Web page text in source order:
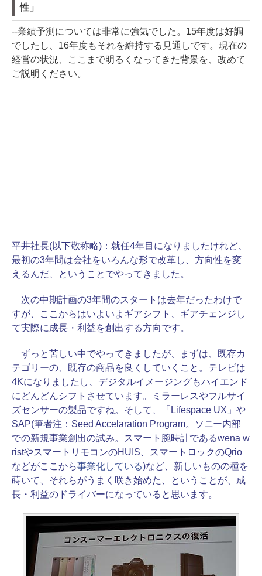
性」
--業績予測については非常に強気でした。15年度は好調
でしたし、16年度もそれを維持する見通しです。現在の
経営の状況、ここまで明るくなってきた背景を、改めて
ご説明ください。
平井社長(以下敬称略)： 就任4年目になりましたけれど、
最初の3年間は会社をいろんな形で改革し、方向性を変
えるんだ、ということでやってきました。
次の中期計画の3年間のスタートは去年だったわけで
すが、ここからはいよいよギアシフト、ギアチェンジし
て実際に成長・利益を創出する方向です。
ずっと苦しい中でやってきましたが、まずは、既存カ
テゴリーの、既存の商品を良くしていくこと。テレビは
4Kになりましたし、デジタルイメージングもハイエンド
にどんどんシフトさせています。ミラーレスやフルサイ
ズセンサーの製品ですね。そして、「Lifespace UX」や
SAP(筆者注：Seed Accelaration Program。ソニー内部
での新規事業創出の試み。スマート腕時計であるwena w
ristやスマートリモコンのHUIS、スマートロックのQrio
などがここから事業化している)など、新しいものの種を
蒔いて、それらがうまく咲き始めた、ということが、成
長・利益のドライバーになっていると思います。